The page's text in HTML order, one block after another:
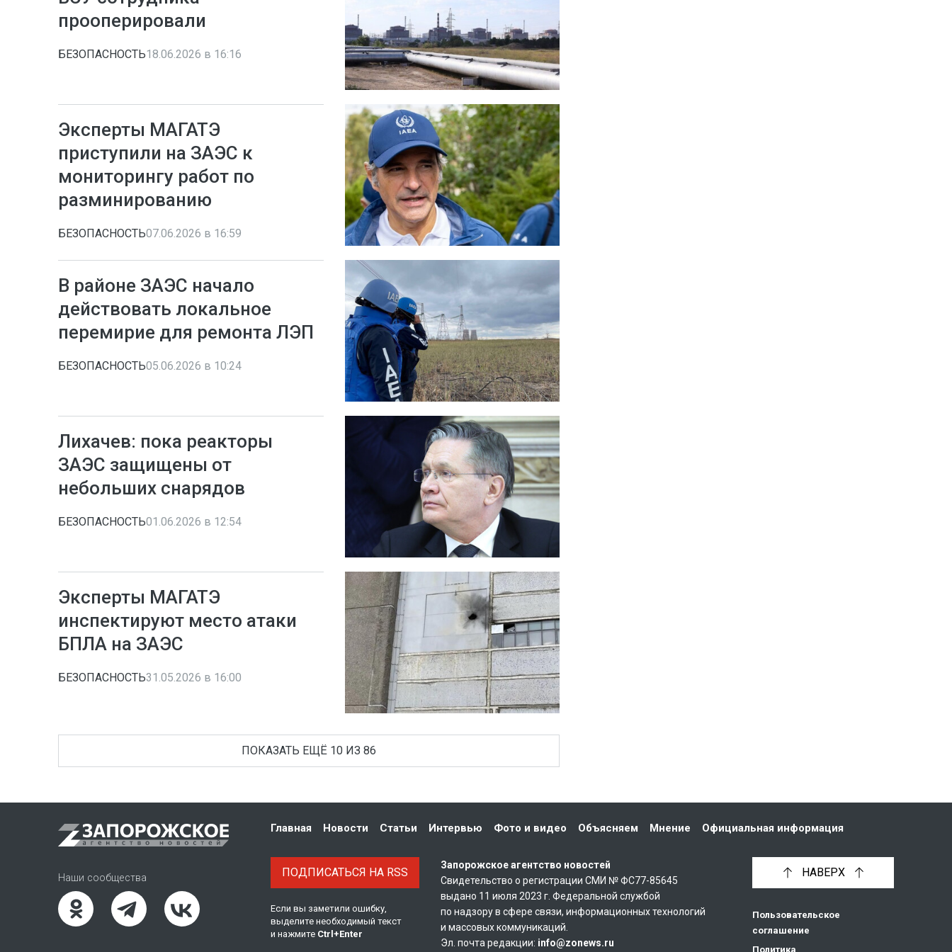
прооперировали
БЕЗОПАСНОСТЬ18.06.2026 в 16:16
Эксперты МАГАТЭ
приступили на ЗАЭС к
мониторингу работ по
разминированию
БЕЗОПАСНОСТЬ07.06.2026 в 16:59
В районе ЗАЭС начало
действовать локальное
перемирие для ремонта ЛЭП
БЕЗОПАСНОСТЬ05.06.2026 в 10:24
Лихачев: пока реакторы
ЗАЭС защищены от
небольших снарядов
БЕЗОПАСНОСТЬ01.06.2026 в 12:54
Эксперты МАГАТЭ
инспектируют место атаки
БПЛА на ЗАЭС
БЕЗОПАСНОСТЬ31.05.2026 в 16:00
ПОКАЗАТЬ ЕЩЁ 10 ИЗ 86
НАВЕРХ
Наши сообщества ПОДПИСАТЬСЯ НА RSS
Если вы заметили ошибку,
выделите необходимый текст
и нажмите Ctrl +Enter
Главная Новости Статьи Интервью Фото и видео Объясняем Мнение Официальная информация
Пользовательское
соглашение
Политика
Запорожское агентство новостей
Свидетельство о регистрации СМИ № ФС77-85645
выдано 11 июля 2023 г. Федеральной службой
по надзору в сфере связи, информационных технологий
и массовых коммуникаций.
Эл. почта редакции: info@zonews.ru